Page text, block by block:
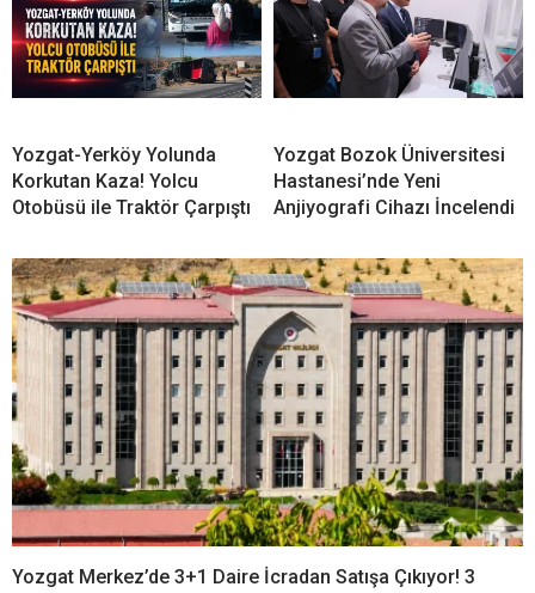
Yozgat-Yerköy Yolunda
Korkutan Kaza! Yolcu
Otobüsü ile Traktör Çarpıştı
Yozgat Bozok Üniversitesi
Hastanesi’nde Yeni
Anjiyografi Cihazı İncelendi
Yozgat Merkez’de 3+1 Daire İcradan Satışa Çıkıyor! 3